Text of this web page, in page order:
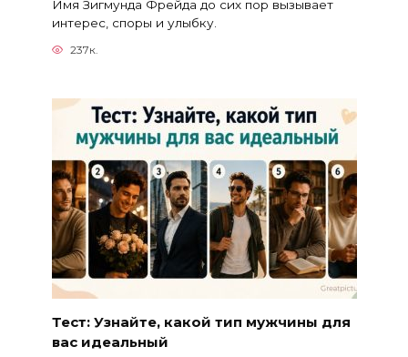
Имя Зигмунда Фрейда до сих пор вызывает
интерес, споры и улыбку.
237к.
Тест: Узнайте, какой тип мужчины для
вас идеальный